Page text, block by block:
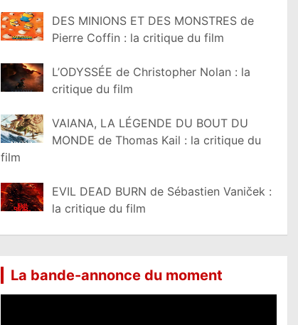
DES MINIONS ET DES MONSTRES de
Pierre Coffin : la critique du film
L’ODYSSÉE de Christopher Nolan : la
critique du film
VAIANA, LA LÉGENDE DU BOUT DU
MONDE de Thomas Kail : la critique du
film
EVIL DEAD BURN de Sébastien Vaniček :
la critique du film
La bande-annonce du moment